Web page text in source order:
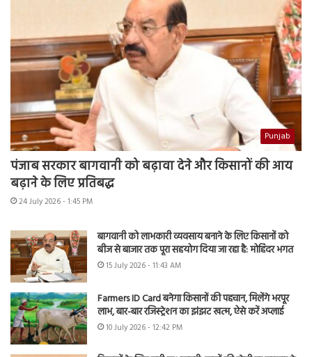
Punjab
पंजाब सरकार बागवानी को बढ़ावा देने और किसानों की आय
बढ़ाने के लिए प्रतिबद्ध
24 July 2026 - 1:45 PM
बागवानी को लाभकारी व्यवसाय बनाने के लिए किसानों को
बीज से बाजार तक पूरा सहयोग दिया जा रहा है: मोहिंदर भगत
15 July 2026 - 11:43 AM
Farmers ID Card बनेगा किसानों की पहचान, मिलेंगे भरपूर
लाभ, बार-बार रजिस्ट्रेशन का झंझट खत्म, ऐसे करें अप्लाई
10 July 2026 - 12:42 PM